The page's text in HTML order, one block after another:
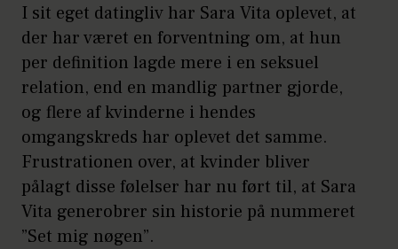
I sit eget datingliv har Sara Vita oplevet, at
der har været en forventning om, at hun
per definition lagde mere i en seksuel
relation, end en mandlig partner gjorde,
og flere af kvinderne i hendes
omgangskreds har oplevet det samme.
Frustrationen over, at kvinder bliver
pålagt disse følelser har nu ført til, at Sara
Vita generobrer sin historie på nummeret
”Set mig nøgen”.